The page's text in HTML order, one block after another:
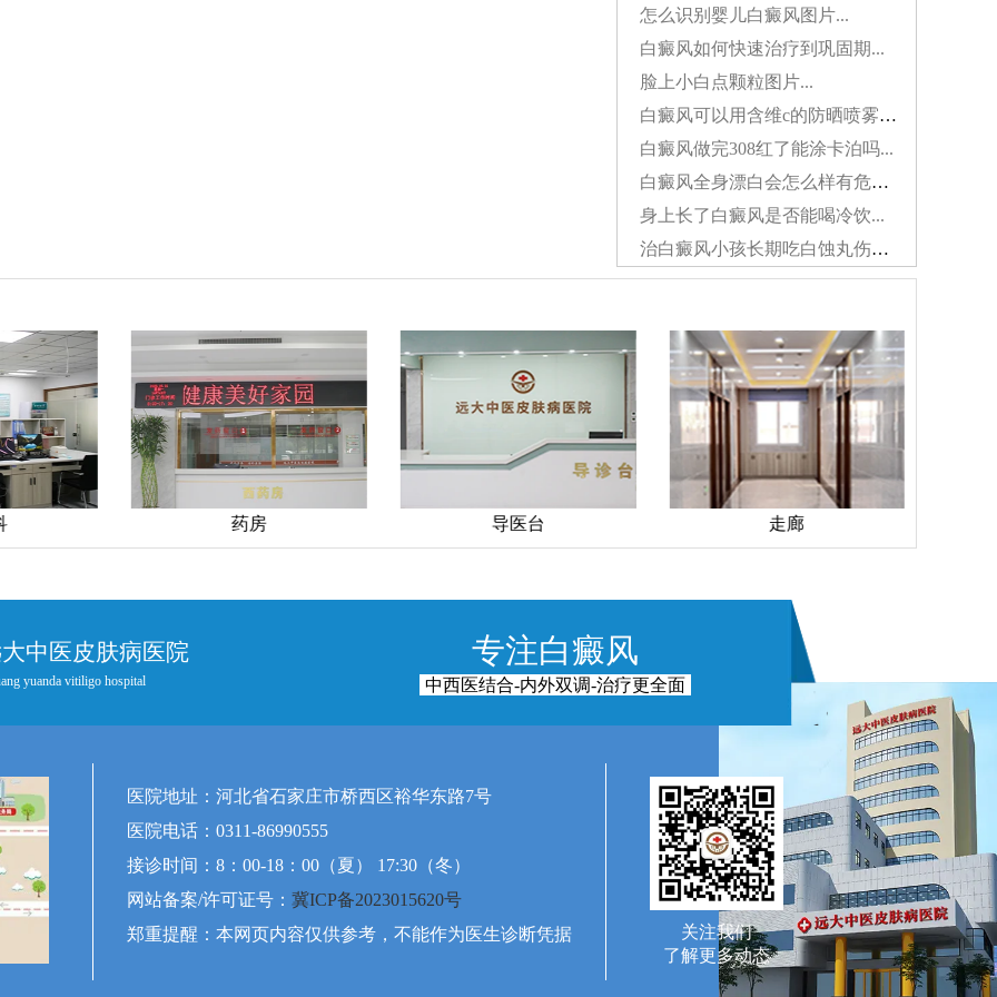
怎么识别婴儿白癜风图片...
白癜风如何快速治疗到巩固期...
脸上小白点颗粒图片...
白癜风可以用含维c的防晒喷雾吗...
白癜风做完308红了能涂卡泊吗...
白癜风全身漂白会怎么样有危害吗...
身上长了白癜风是否能喝冷饮...
治白癜风小孩长期吃白蚀丸伤肝吗...
药房 导医台 走廊
中医皮肤病医院
yuanda vitiligo hospital
专注白癜风
中西医结合-内外双调-治疗更全面
医院地址：河北省石家庄市桥西区裕华东路7号
医院电话：0311-86990555
接诊时间：8：00-18：00（夏） 17:30（冬）
网站备案/许可证号： 冀ICP备2023015620号
郑重提醒：本网页内容仅供参考，不能作为医生诊断凭据
关注我们
了解更多动态